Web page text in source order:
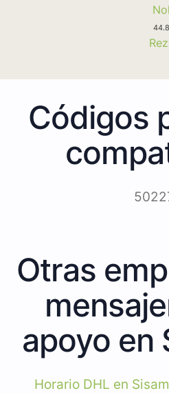
Códigos
Otras
apoyo en
Horario DHL en